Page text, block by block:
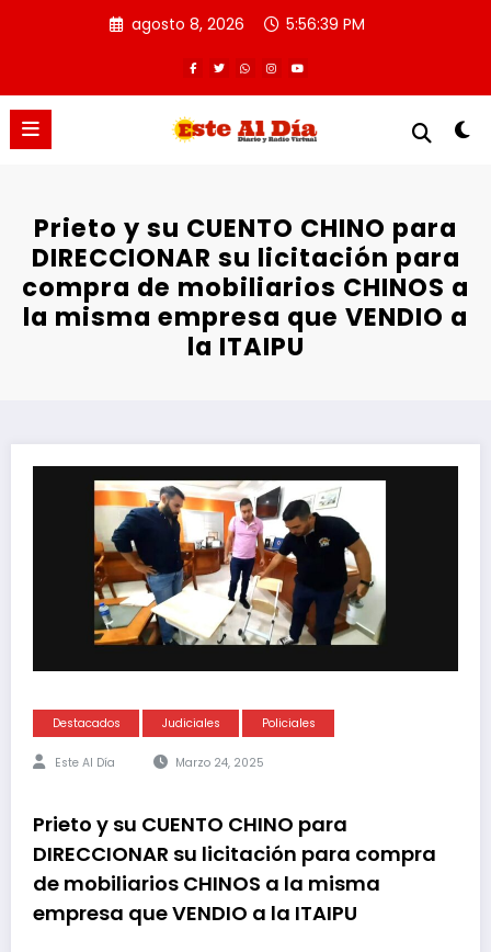
agosto 8, 2026 5:56:40 PM
Prieto y su CUENTO CHINO para
DIRECCIONAR su licitación para
compra de mobiliarios CHINOS a
la misma empresa que VENDIO a
la ITAIPU
Destacados Judiciales Policiales
Este Al Día Marzo 24, 2025
Prieto y su CUENTO CHINO para
DIRECCIONAR su licitación para compra
de mobiliarios CHINOS a la misma
empresa que VENDIO a la ITAIPU